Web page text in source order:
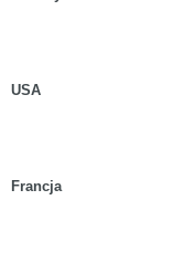
USA
Francja